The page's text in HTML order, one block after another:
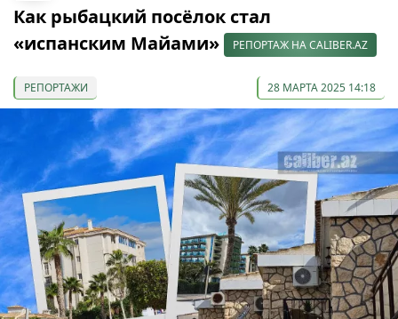
Как рыбацкий посёлок стал
«испанским Майами»
РЕПОРТАЖ НА CALIBER.AZ
РЕПОРТАЖИ 28 МАРТА 2025 14:18